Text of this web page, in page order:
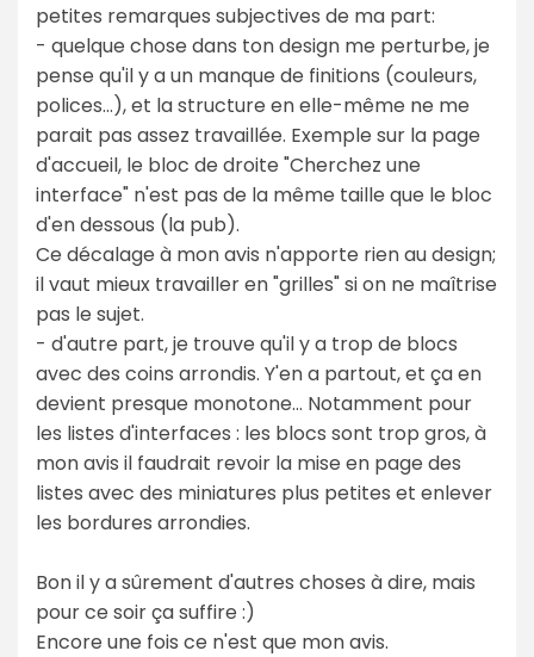
petites remarques subjectives de ma part:
- quelque chose dans ton design me perturbe, je
pense qu'il y a un manque de finitions (couleurs,
polices...), et la structure en elle-même ne me
parait pas assez travaillée. Exemple sur la page
d'accueil, le bloc de droite "Cherchez une
interface" n'est pas de la même taille que le bloc
d'en dessous (la pub).
Ce décalage à mon avis n'apporte rien au design;
il vaut mieux travailler en "grilles" si on ne maîtrise
pas le sujet.
- d'autre part, je trouve qu'il y a trop de blocs
avec des coins arrondis. Y'en a partout, et ça en
devient presque monotone... Notamment pour
les listes d'interfaces : les blocs sont trop gros, à
mon avis il faudrait revoir la mise en page des
listes avec des miniatures plus petites et enlever
les bordures arrondies.
Bon il y a sûrement d'autres choses à dire, mais
pour ce soir ça suffire :)
Encore une fois ce n'est que mon avis.